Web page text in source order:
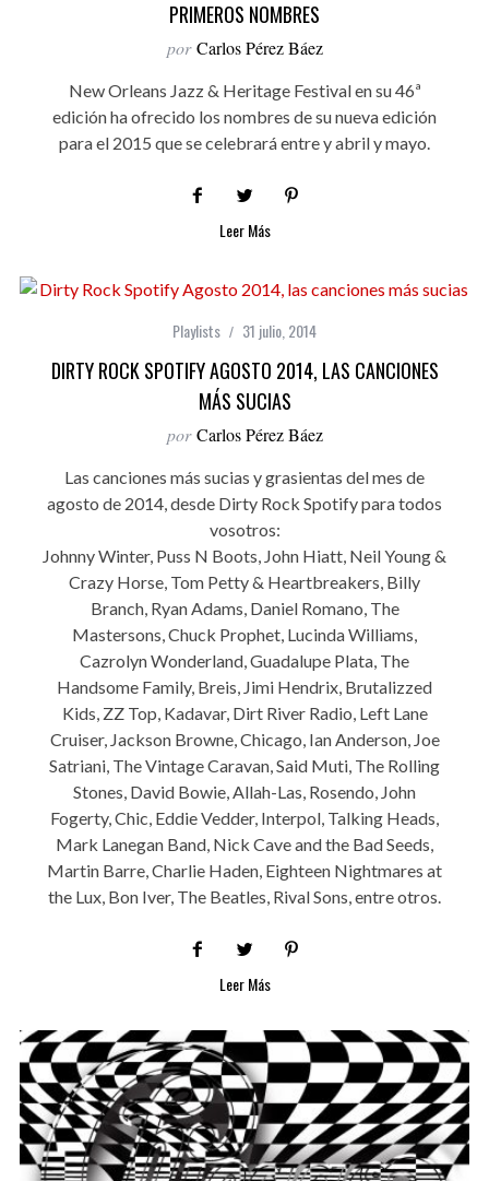
PRIMEROS NOMBRES
por Carlos Pérez Báez
New Orleans Jazz & Heritage Festival en su 46ª
edición ha ofrecido los nombres de su nueva edición
para el 2015 que se celebrará entre y abril y mayo.
Leer Más
Playlists 31 julio, 2014
DIRTY ROCK SPOTIFY AGOSTO 2014, LAS CANCIONES
MÁS SUCIAS
por Carlos Pérez Báez
Las canciones más sucias y grasientas del mes de
agosto de 2014, desde Dirty Rock Spotify para todos
vosotros:
Johnny Winter, Puss N Boots, John Hiatt, Neil Young &
Crazy Horse, Tom Petty & Heartbreakers, Billy
Branch, Ryan Adams, Daniel Romano, The
Mastersons, Chuck Prophet, Lucinda Williams,
Cazrolyn Wonderland, Guadalupe Plata, The
Handsome Family, Breis, Jimi Hendrix, Brutalizzed
Kids, ZZ Top, Kadavar, Dirt River Radio, Left Lane
Cruiser, Jackson Browne, Chicago, Ian Anderson, Joe
Satriani, The Vintage Caravan, Said Muti, The Rolling
Stones, David Bowie, Allah-Las, Rosendo, John
Fogerty, Chic, Eddie Vedder, Interpol, Talking Heads,
Mark Lanegan Band, Nick Cave and the Bad Seeds,
Martin Barre, Charlie Haden, Eighteen Nightmares at
the Lux, Bon Iver, The Beatles, Rival Sons, entre otros.
Leer Más